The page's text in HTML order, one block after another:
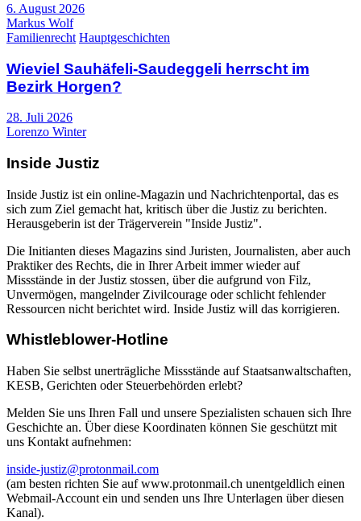
6. August 2026
Markus Wolf
Familienrecht Hauptgeschichten
Wieviel Sauhäfeli-Saudeggeli herrscht im
Bezirk Horgen?
28. Juli 2026
Lorenzo Winter
Inside Justiz
Inside Justiz ist ein online-Magazin und Nachrichtenportal, das es
sich zum Ziel gemacht hat, kritisch über die Justiz zu berichten.
Herausgeberin ist der Trägerverein "Inside Justiz".
Die Initianten dieses Magazins sind Juristen, Journalisten, aber auch
Praktiker des Rechts, die in Ihrer Arbeit immer wieder auf
Missstände in der Justiz stossen, über die aufgrund von Filz,
Unvermögen, mangelnder Zivilcourage oder schlicht fehlender
Ressourcen nicht berichtet wird. Inside Justiz will das korrigieren.
Whistleblower-Hotline
Haben Sie selbst unerträgliche Missstände auf Staatsanwaltschaften,
KESB, Gerichten oder Steuerbehörden erlebt?
Melden Sie uns Ihren Fall und unsere Spezialisten schauen sich Ihre
Geschichte an. Über diese Koordinaten können Sie geschützt mit
uns Kontakt aufnehmen:
inside-justiz@protonmail.com
(am besten richten Sie auf www.protonmail.ch unentgeldlich einen
Webmail-Account ein und senden uns Ihre Unterlagen über diesen
Kanal).